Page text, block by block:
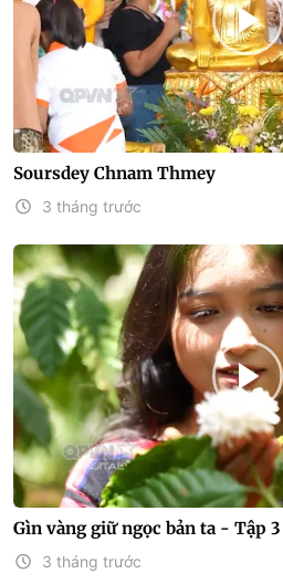
Soursdey Chnam Thmey
3 tháng trước
Gìn vàng giữ ngọc bản ta - Tập 3
3 tháng trước